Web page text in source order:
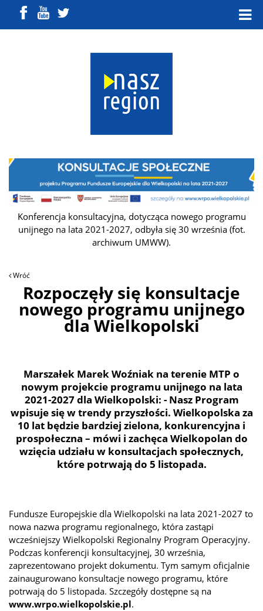
Konferencja konsultacyjna, dotycząca nowego programu
unijnego na lata 2021-2027, odbyła się 30 września (fot.
archiwum UMWW).
Wróć
Rozpoczęły się konsultacje
nowego programu unijnego
dla Wielkopolski
Marszałek Marek Woźniak na terenie MTP o
nowym projekcie programu unijnego na lata
2021-2027 dla Wielkopolski: - Nasz Program
wpisuje się w trendy przyszłości. Wielkopolska za
10 lat będzie bardziej zielona, konkurencyjna i
prospołeczna – mówi i zachęca Wielkopolan do
wzięcia udziału w konsultacjach społecznych,
które potrwają do 5 listopada.
Fundusze Europejskie dla Wielkopolski na lata 2021-2027 to
nowa nazwa programu regionalnego, która zastąpi
wcześniejszy Wielkopolski Regionalny Program Operacyjny.
Podczas konferencji konsultacyjnej, 30 września,
zaprezentowano projekt dokumentu. Tym samym oficjalnie
zainaugurowano konsultacje nowego programu, które
potrwają do 5 listopada. Szczegóły dostępne są na
www.wrpo.wielkopolskie.pl.